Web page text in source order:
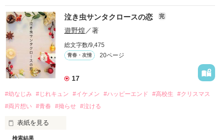
祭理にとって涼弥は職場の同僚であり、同期であり気の置けな
い存在であるが故に、居心地のいい関係を壊すのが怖くて気持
ちを伝えられずにいた。
そして、祭理が終電を逃した12回目のある夜のこと。いつもの
様に呆れ顔で祭理を迎えにきた涼弥は車で祭理をある場所へ連
れて行く。
──「ふぅん。じゃあ確かめよっか」
※フリー素材です。
泣き虫サンタクロースの恋 完
遊野煌／著
総文字数/9,475
青春・友情 20ページ
17
#幼なじみ #じれキュン #イケメン #ハッピーエンド #高校生
#クリスマス
#両片想い #青春 #拗らせ #泣ける
表紙を見る
検索結果